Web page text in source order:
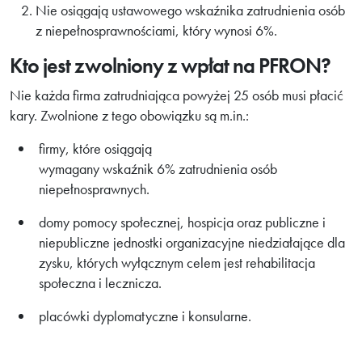
Nie osiągają ustawowego wskaźnika zatrudnienia osób
z niepełnosprawnościami, który wynosi 6%.
Kto jest zwolniony z wpłat na PFRON?
Nie każda firma zatrudniająca powyżej 25 osób musi płacić
kary. Zwolnione z tego obowiązku są m.in.:
firmy, które osiągają
wymagany wskaźnik 6% zatrudnienia osób
niepełnosprawnych.
domy pomocy społecznej, hospicja oraz publiczne i
niepubliczne jednostki organizacyjne niedziałające dla
zysku, których wyłącznym celem jest rehabilitacja
społeczna i lecznicza.
placówki dyplomatyczne i konsularne.